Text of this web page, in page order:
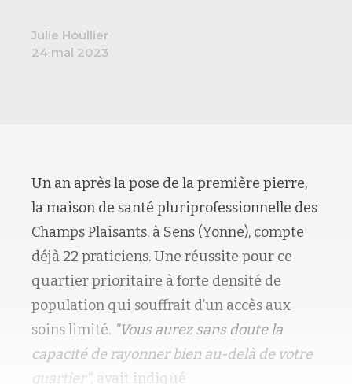
Julie Houllier
24 mai 2023
Un an après la pose de la première pierre,
la maison de santé pluriprofessionnelle des
Champs Plaisants, à Sens (Yonne), compte
déjà 22 praticiens. Une réussite pour ce
quartier prioritaire à forte densité de
population qui souffrait d’un accès aux
soins limité. "Vous aurez sans doute la
capacité de rayonner bien au-delà de votre
quartier", avait indiqué